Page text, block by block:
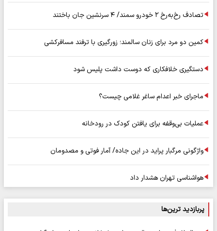
تصادف رخ‌به‌رخ ۲ خودرو سمند/ ۴ سرنشین جان باختند
کمین دو مرد برای زنان سالمند؛ زورگیری با ترفند مسافرکشی
دستگیری خلافکاری که دوست داشت پلیس شود
ماجرای خبر اعدام ساغر غلامی چیست؟
عملیات بی‌وقفه برای یافتن کودک در رودخانه
واژگونی مرگبار پراید در این جاده/ آمار فوتی و مصدومان
هواشناسی تهران هشدار داد
پربازدید ترین‌ها